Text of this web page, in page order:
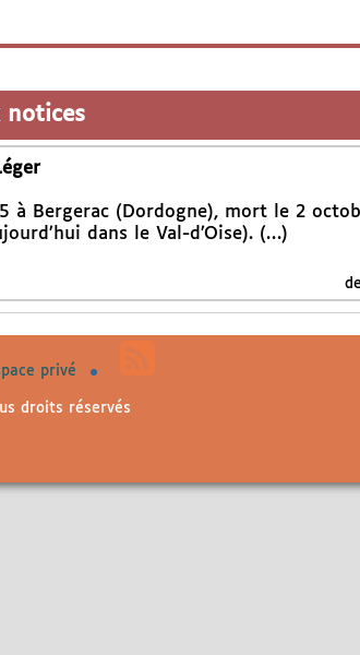
notices
à Bergerac (Dordogne), mort le 2
dans le Val-d’Oise). (…)
privé
droits réservés